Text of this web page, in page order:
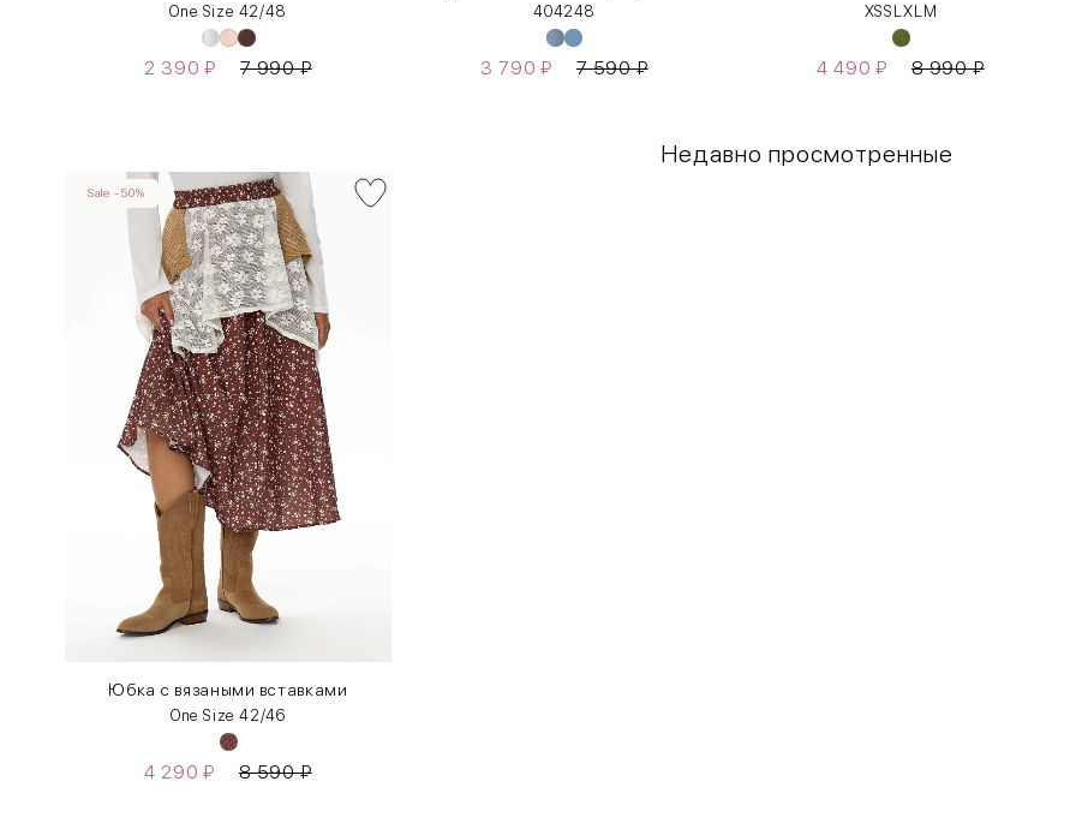
One Size 42/48
2 390₽ 7 990₽
404248
3 790₽ 7 590₽
XSS XL М
4 490₽ 8 990₽
Недавно просмотренные
Sale -50%
Юбка с вязаными вставками
One Size 42/46
4 290₽ 8 590₽
RUS
40-42
42-44
44-46
46-48
Как правильно себя обмерить
Обхват груди (С)